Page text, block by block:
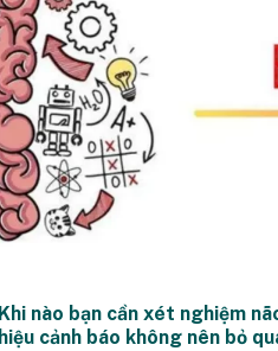
Khi nào bạn cần xét nghiệm
hiệu cảnh báo không nên bỏ